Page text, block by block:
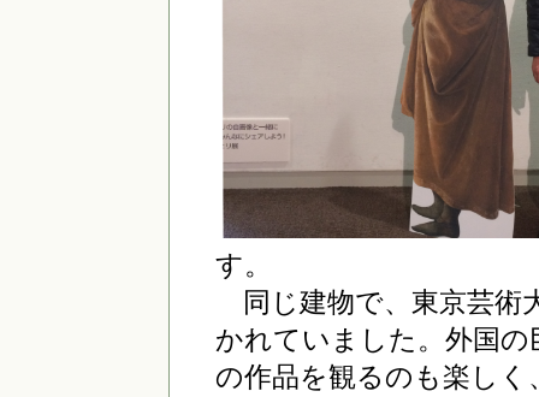
す。
同じ建物で、東京芸術
かれていました。外国
の作品を観るのも楽し